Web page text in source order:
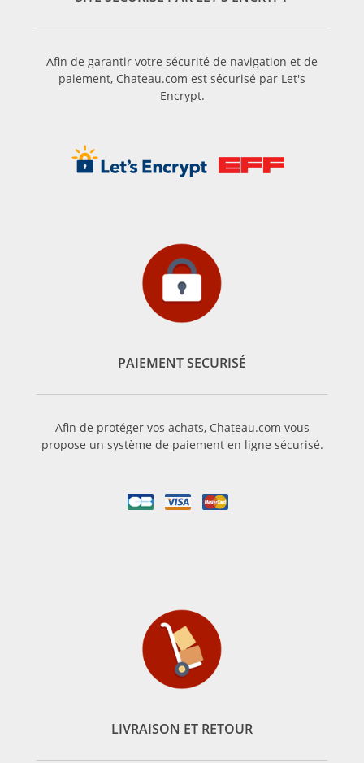
Afin de garantir votre sécurité de navigation et de
paiement, Chateau.com est sécurisé par Let's
Encrypt.
PAIEMENT SECURISÉ
Afin de protéger vos achats, Chateau.com vous
propose un système de paiement en ligne sécurisé.
LIVRAISON ET RETOUR